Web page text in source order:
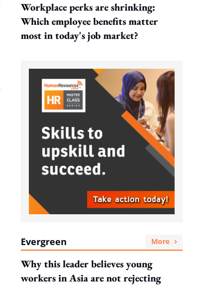
Workplace perks are shrinking:
Which employee benefits matter
most in today's job market?
Evergreen More
Why this leader believes young
workers in Asia are not rejecting